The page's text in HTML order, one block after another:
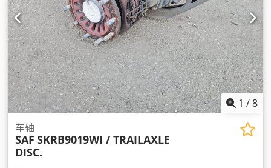
1 /8
车轴
SAF SKRB9019WI / TRAILAXLE
DISC.